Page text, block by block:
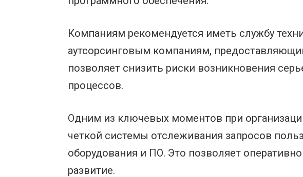
Компаниям рекомендуется иметь службу
аутсорсинговым компаниям,
позволяет снизить риски возникновения
процессов.
Одним из ключевых моментов при
четкой системы отслеживания запросов
оборудования и ПО. Это позволяет
развитие.